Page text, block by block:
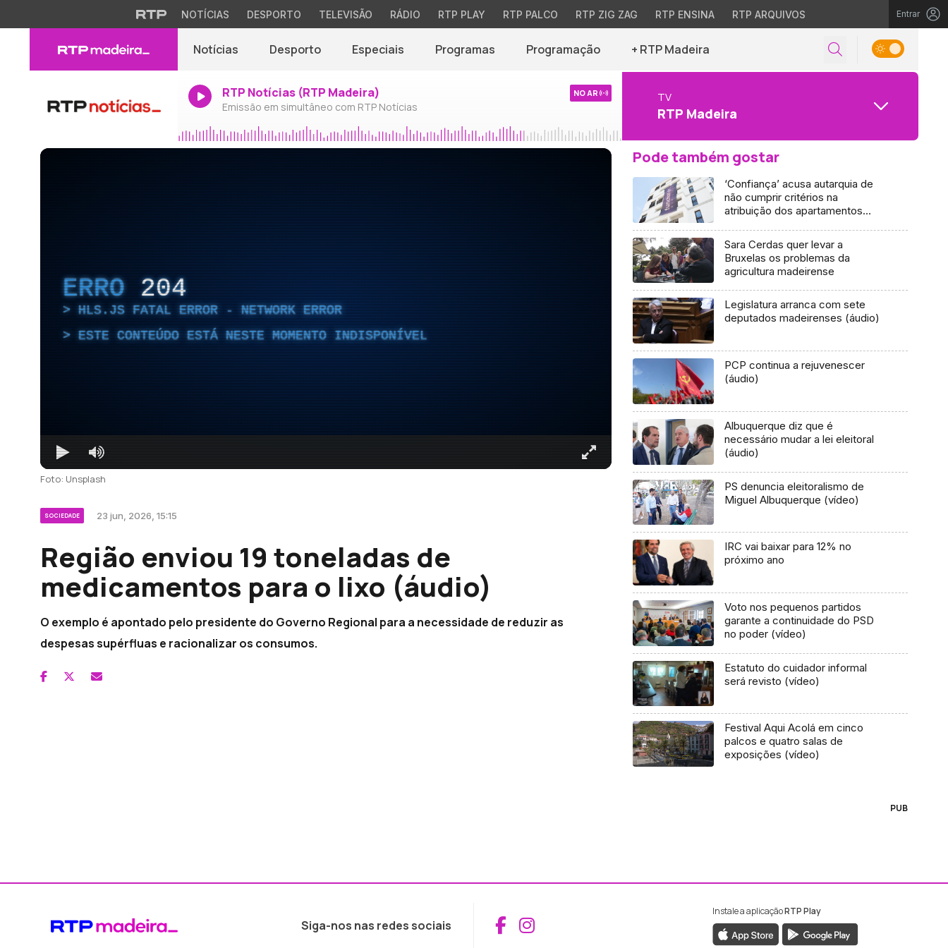
NOTÍCIAS DESPORTO TELEVISÃO RÁDIO RTP PLAY RTP PALCO RTP ZIG ZAG RTP ENSINA RTP ARQUIVOS Entrar
Notícias Desporto Especiais Programas Programação + RTP Madeira
RTP Notícias (RTP Madeira)
Emissão em simultâneo com RTP Notícias
NO AR TV
RTP Madeira
ERRO 204
HLS.JS FATAL ERROR - NETWORK ERROR
ESTE CONTEÚDO ESTÁ NESTE MOMENTO INDISPONÍVEL
Foto: Unsplash
SOCIEDADE 23 jun, 2026, 15:15
Região enviou 19 toneladas de
medicamentos para o lixo (áudio)
O exemplo é apontado pelo presidente do Governo Regional para a necessidade de reduzir as
despesas supérfluas e racionalizar os consumos.
Pode também gostar
‘Confiança’ acusa autarquia de
não cumprir critérios na
atribuição dos apartamentos
Sara Cerdas quer levar a
Bruxelas os problemas da
agricultura madeirense
Legislatura arranca com sete
deputados madeirenses (áudio)
PCP continua a rejuvenescer
(áudio)
Albuquerque diz que é
necessário mudar a lei eleitoral
(áudio)
PS denuncia eleitoralismo de
Miguel Albuquerque (vídeo)
IRC vai baixar para 12% no
próximo ano
Voto nos pequenos partidos
garante a continuidade do PSD
no poder (vídeo)
Estatuto do cuidador informal
será revisto (vídeo)
Festival Aqui Acolá em cinco
palcos e quatro salas de
exposições (vídeo)
PUB
Siga-nos nas redes sociais Aceder ao Facebook da RTP Madeira
Aceder ao Instagram da RTP Madeira
Instale a aplicaçãoRTP Play